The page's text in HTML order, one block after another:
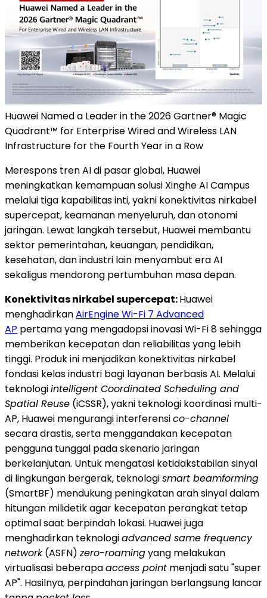
Huawei Named a Leader in the 2026 Gartner® Magic
Quadrant™ for Enterprise Wired and Wireless LAN
Infrastructure for the Fourth Year in a Row
Merespons tren AI di pasar global, Huawei
meningkatkan kemampuan solusi Xinghe AI Campus
melalui tiga kapabilitas inti, yakni konektivitas nirkabel
supercepat, keamanan menyeluruh, dan otonomi
jaringan. Lewat langkah tersebut, Huawei membantu
sektor pemerintahan, keuangan, pendidikan,
kesehatan, dan industri lain menyambut era AI
sekaligus mendorong pertumbuhan masa depan.
Konektivitas nirkabel supercepat:Huawei
menghadirkanAirEngine Wi-Fi 7 Advanced
AP pertama yang mengadopsi inovasi Wi-Fi 8 sehingga
memberikan kecepatan dan reliabilitas yang lebih
tinggi. Produk ini menjadikan konektivitas nirkabel
fondasi kelas industri bagi layanan berbasis AI. Melalui
teknologiintelligent Coordinated Scheduling and
Spatial Reuse (iCSSR), yakni teknologi koordinasi multi-
AP, Huawei mengurangi interferensico-channel
secara drastis, serta menggandakan kecepatan
pengguna tunggal pada skenario jaringan
berkelanjutan. Untuk mengatasi ketidakstabilan sinyal
di lingkungan bergerak, teknologismart beamforming
(SmartBF) mendukung peningkatan arah sinyal dalam
hitungan milidetik agar kecepatan perangkat tetap
optimal saat berpindah lokasi. Huawei juga
menghadirkan teknologiadvanced same frequency
network(ASFN) zero-roamingyang melakukan
virtualisasi beberapaaccess point menjadi satu "super
AP". Hasilnya, perpindahan jaringan berlangsung lancar